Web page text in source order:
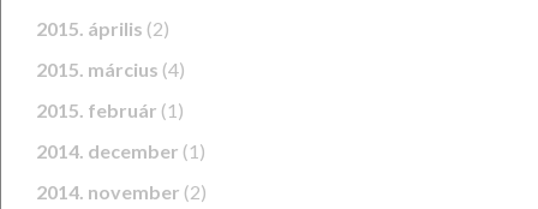
2015. április (2)
2015. március (4)
2015. február (1)
2014. december (1)
2014. november (2)